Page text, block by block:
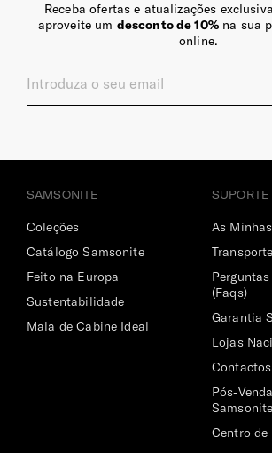
Receba ofertas e atualizações
aproveite um desconto de 10%na sua
online.
SAMSONITE
Coleções
Catálogo Samsonite
Feito na Europa
Sustentabilidade
Mala de Cabine Ideal
SUPORTE
As
(Faqs)
Garantia
Lojas
Contactos
Pós-
Samsonite
Centro de